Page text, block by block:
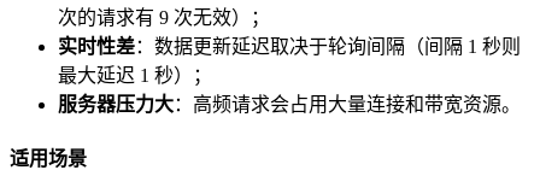
次的请求有 9 次无效）；
实时性差：数据更新延迟取决于轮询间隔（间隔 1 秒则
最大延迟 1 秒）；
服务器压力大：高频请求会占用大量连接和带宽资源。
适用场景